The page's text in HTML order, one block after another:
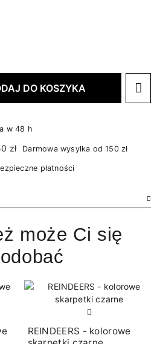
DO KOSZYKA
w 48 h
Darmowa wysyłka od 150 zł
płatności
może Ci się
REINDEERS - kolorowe